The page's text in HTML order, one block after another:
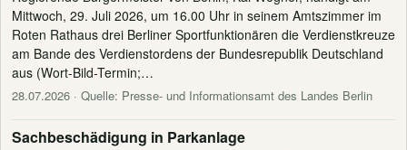
Mittwoch, 29. Juli 2026, um 16.00 Uhr in seinem Amtszimmer im
Roten Rathaus drei Berliner Sportfunktionären die Verdienstkreuze
am Bande des Verdienstordens der Bundesrepublik Deutschland
aus (Wort-Bild-Termin;…
28.07.2026 · Quelle: Presse- und Informationsamt des Landes Berlin
Sachbeschädigung in Parkanlage